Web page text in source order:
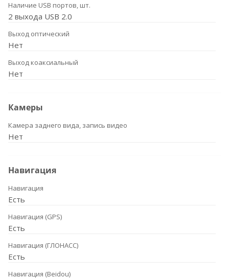
Наличие USB портов, шт.
2 выхода USB 2.0
Выход оптический
Нет
Выход коаксиальный
Нет
Камеры
Камера заднего вида, запись видео
Нет
Навигация
Навигация
Есть
Навигация (GPS)
Есть
Навигация (ГЛОНАСС)
Есть
Навигация (Beidou)